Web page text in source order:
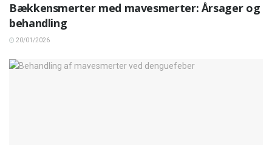
Bækkensmerter med mavesmerter: Årsager og
behandling
20/01/2026